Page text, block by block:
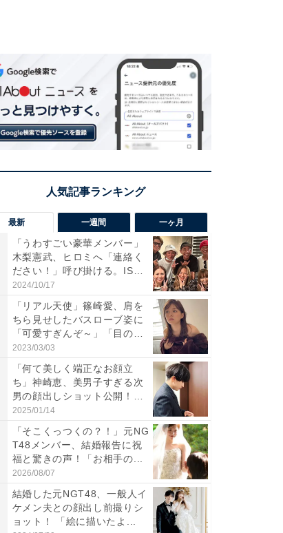
最新 一週間 一ヶ月
「うわすごい豪華メンバー」
木梨憲武、ヒロミへ「連絡く
ださい！」呼び掛ける。IS
S...
2024/10/17
「リアル天使」篠崎愛、肩を
ちら見せしたバスローブ姿に
「可愛すぎんぞ～」「目の表
情...
2023/03/03
「何て美しく端正なお顔立
ち」神崎恵、美男子すぎる次
男の顔出しショット公開！
「め...
2025/01/14
「そこくっつくの？！」元NG
T48メンバー、結婚報告に祝
福と驚きの声！「お相手の...
2026/08/07
結婚した元NGT48、一般人イ
ケメン夫との顔出し前撮りシ
ョット！ 「絵に描いたよ...